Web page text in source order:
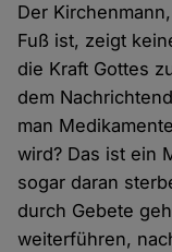
Der
Fuß ist, zeigt
die Kraft Gottes
dem
man
wird? Das ist ein
sogar daran
durch Gebete
weiterführen,